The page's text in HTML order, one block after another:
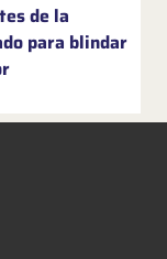
de la
para blindar